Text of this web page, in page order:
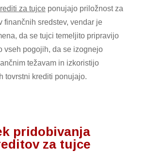
za tujceponujajo priložnost za
finančnih sredstev, vendar je
da se tujci temeljito pripravijo
vseh pogojih, da se izognejo
težavam in izkoristijo
tovrstni krediti ponujajo.
pridobivanja
za tujce